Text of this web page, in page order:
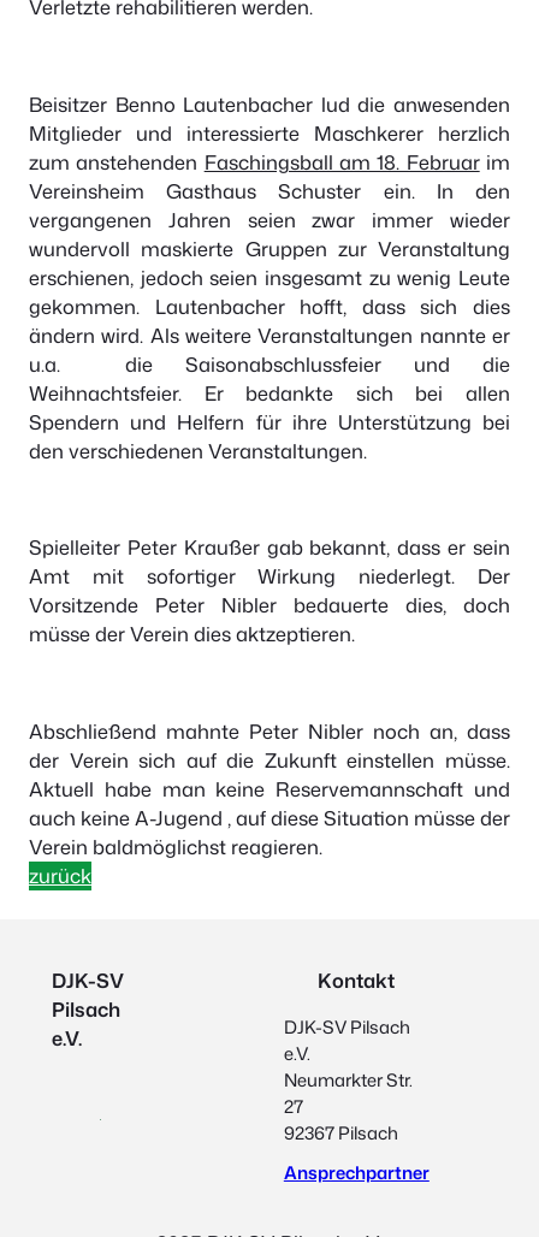
Verletzte rehabilitieren werden.
Beisitzer Benno Lautenbacher lud die anwesenden
Mitglieder und interessierte Maschkerer herzlich
zum anstehenden Faschingsball am 18. Februarim
Vereinsheim Gasthaus Schuster ein. In den
vergangenen Jahren seien zwar immer wieder
wundervoll maskierte Gruppen zur Veranstaltung
erschienen, jedoch seien insgesamt zu wenig Leute
gekommen. Lautenbacher hofft, dass sich dies
ändern wird. Als weitere Veranstaltungen nannte er
u.a. die Saisonabschlussfeier und die
Weihnachtsfeier. Er bedankte sich bei allen
Spendern und Helfern für ihre Unterstützung bei
den verschiedenen Veranstaltungen.
Spielleiter Peter Kraußer gab bekannt, dass er sein
Amt mit sofortiger Wirkung niederlegt. Der
Vorsitzende Peter Nibler bedauerte dies, doch
müsse der Verein dies aktzeptieren.
Abschließend mahnte Peter Nibler noch an, dass
der Verein sich auf die Zukunft einstellen müsse.
Aktuell habe man keine Reservemannschaft und
auch keine A-Jugend , auf diese Situation müsse der
Verein baldmöglichst reagieren.
zurück
DJK-SV
Pilsach
e.V.
Kontakt
DJK-SV Pilsach
e.V.
Neumarkter Str.
27
92367 Pilsach
Ansprechpartner